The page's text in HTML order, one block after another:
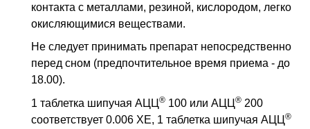
контакта с металлами, резиной, кислородом, легко
окисляющимися веществами.
Не следует принимать препарат непосредственно
перед сном (предпочтительное время приема - до
18.00).
1 таблетка шипучая АЦЦ ® 100 или АЦЦ ® 200
соответствует 0.006 ХЕ, 1 таблетка шипучая АЦЦ ®